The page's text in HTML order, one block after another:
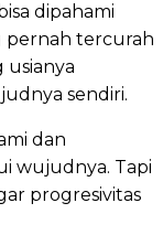
dipahami
pernah tercurah
usianya
sendiri.
dan
wujudnya. Tapi
progresivitas